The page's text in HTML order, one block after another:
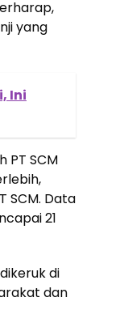
yang
Ini
PT SCM
SCM. Data
21
di
dan